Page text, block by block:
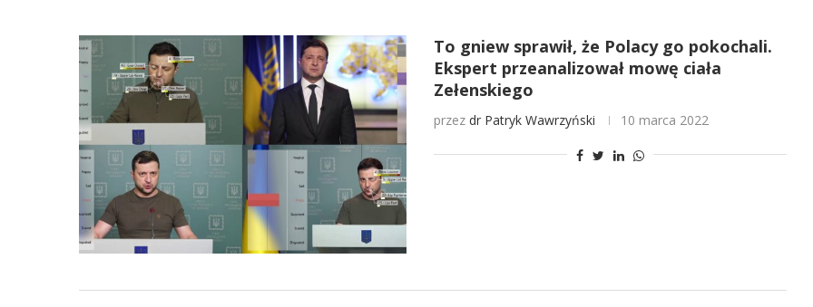
To gniew sprawił, że Polacy go pokochali.
Ekspert przeanalizował mowę ciała
Zełenskiego
przez dr Patryk Wawrzyński 10 marca 2022